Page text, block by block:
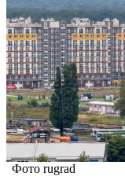
Фото rugrad